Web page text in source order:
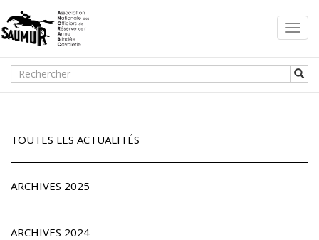
TOUTES LES ACTUALITÉS
ARCHIVES 2025
ARCHIVES 2024